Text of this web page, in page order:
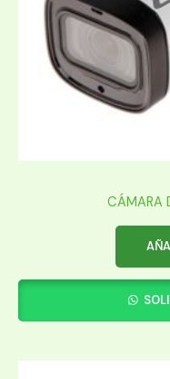
CÁMARA